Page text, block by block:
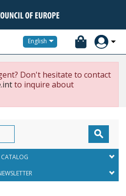
English
Don't hesitate to contact
to inquire about

CATALOG